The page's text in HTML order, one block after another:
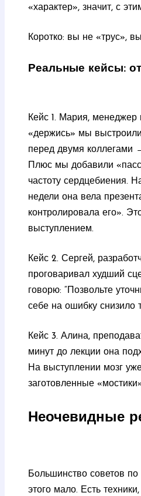
«характер», значит, с
Коротко: вы не «трус»,
Реальные кейсы:
Кейс 1. Мария, менеджер
«держись» мы
перед двумя коллегами
Плюс мы добавили
частоту сердцебиения.
недели она вела
контролировала его».
выступлением.
Кейс 2. Сергей,
проговаривал худший
говорю: “Позвольте
себе на ошибку снизило
Кейс 3. Алина,
минут до лекции она
На выступлении мозг
заготовленные
Неочевидные
Большинство советов
этого мало. Есть